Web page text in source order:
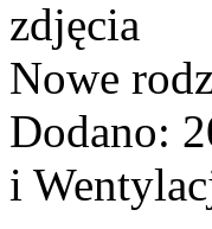
Nowe
Dodano:
i